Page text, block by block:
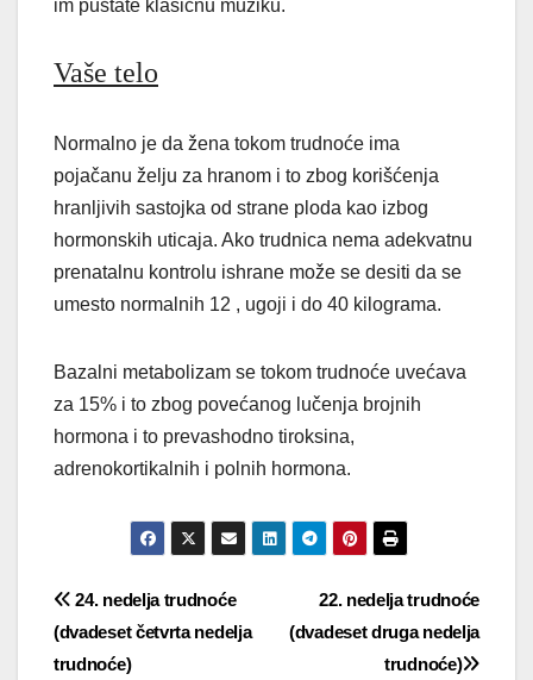
im puštate klasičnu muziku.
Vaše telo
Normalno je da žena tokom trudnoće ima
pojačanu želju za hranom i to zbog korišćenja
hranljivih sastojka od strane ploda kao izbog
hormonskih uticaja. Ako trudnica nema adekvatnu
prenatalnu kontrolu ishrane može se desiti da se
umesto normalnih 12 , ugoji i do 40 kilograma.
Bazalni metabolizam se tokom trudnoće uvećava
za 15% i to zbog povećanog lučenja brojnih
hormona i to prevashodno tiroksina,
adrenokortikalnih i polnih hormona.
Post
navigation
22. nedelja trudnoće
(dvadeset druga nedelja
trudnoće)
24. nedelja trudnoće
(dvadeset četvrta nedelja
trudnoće)